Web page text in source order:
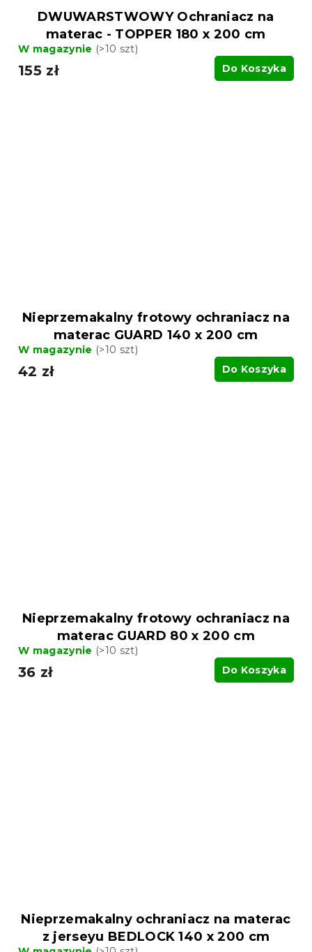
DWUWARSTWOWY Ochraniacz na
materac - TOPPER 180 x 200 cm
W magazynie (>10 szt)
155 zł Do Koszyka
Nieprzemakalny frotowy ochraniacz na
materac GUARD 140 x 200 cm
W magazynie (>10 szt)
42 zł Do Koszyka
Nieprzemakalny frotowy ochraniacz na
materac GUARD 80 x 200 cm
W magazynie (>10 szt)
36 zł Do Koszyka
Nieprzemakalny ochraniacz na materac
z jerseyu BEDLOCK 140 x 200 cm